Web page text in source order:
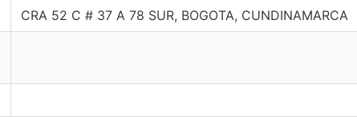
CRA 52 C # 37 A 78 SUR, BOGOTA, CUNDINAMARCA